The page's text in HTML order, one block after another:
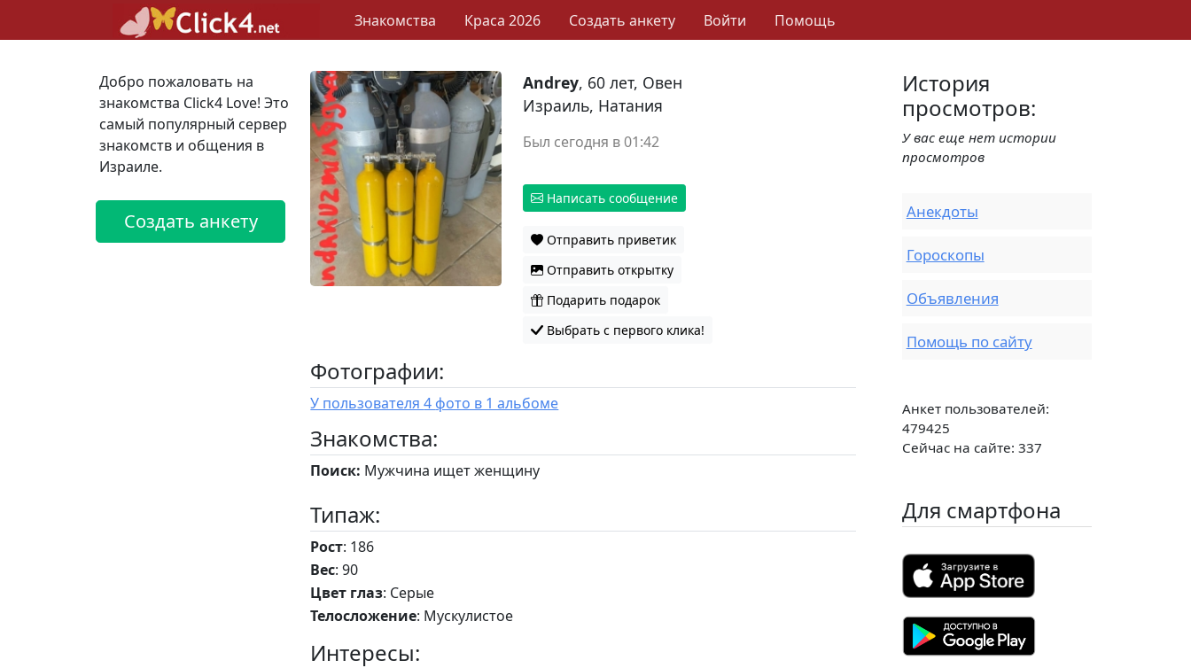
Знакомства Краса 2026 Создать анкету Войти Помощь
Добро пожаловать на
знакомства Click4 Love! Это
самый популярный сервер
знакомств и общения в
Израиле.
Создать анкету
Andrey, 60 лет, Овен
Израиль, Натания
Был сегодня в 01:42
Написать сообщение
Отправить приветик
Отправить открытку
Подарить подарок
Выбрать с первого клика!
Фотографии:
У пользователя 4 фото в 1 альбоме
Знакомства:
Поиск: Мужчина ищет женщину
Типаж:
Рост: 186
Вес: 90
Цвет глаз: Серые
Телосложение: Мускулистое
Интересы:
История
просмотров:
У вас еще нет истории
просмотров
Анекдоты
Гороскопы
Объявления
Помощь по сайту
Анкет пользователей:
479425
Сейчас на сайте: 337
Для смартфона